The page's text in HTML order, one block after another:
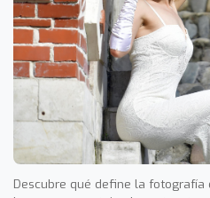
Descubre qué define la fotografía